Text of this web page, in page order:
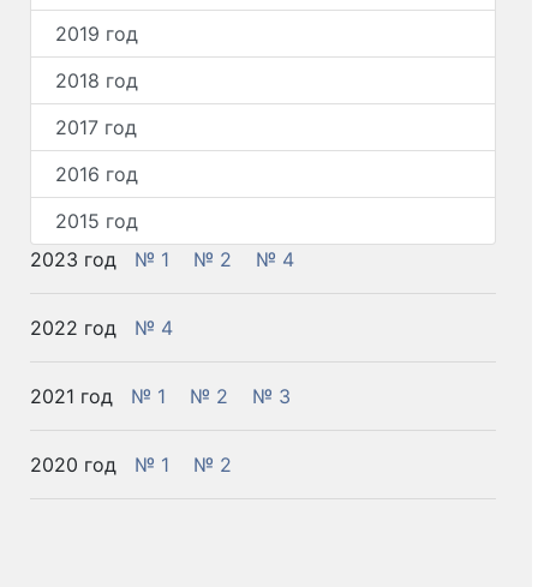
2019 год
2018 год
2017 год
2016 год
2015 год
2023 год
№ 1 № 2 № 4
2022 год № 4
2021 год № 1 № 2 № 3
2020 год № 1 № 2